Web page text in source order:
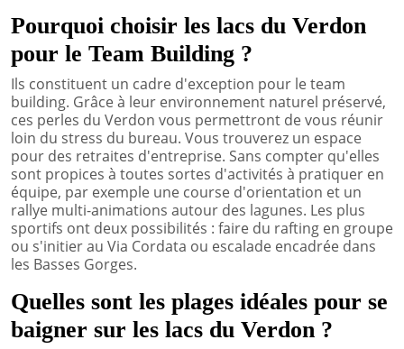
Pourquoi choisir les lacs du Verdon
pour le Team Building ?
Ils constituent un cadre d'exception pour le team
building. Grâce à leur environnement naturel préservé,
ces perles du Verdon vous permettront de vous réunir
loin du stress du bureau. Vous trouverez un espace
pour des retraites d'entreprise. Sans compter qu'elles
sont propices à toutes sortes d'activités à pratiquer en
équipe, par exemple une course d'orientation et un
rallye multi-animations autour des lagunes. Les plus
sportifs ont deux possibilités : faire du rafting en groupe
ou s'initier au Via Cordata ou escalade encadrée dans
les Basses Gorges.
Quelles sont les plages idéales pour se
baigner sur les lacs du Verdon ?